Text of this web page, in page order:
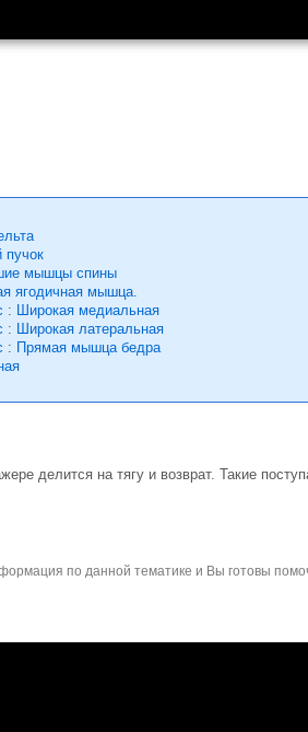
пучок
мышцы спины
ягодичная мышца.
: Широкая медиальная
: Широкая латеральная
: Прямая мышца бедра
делится на тягу и возврат. Такие
по данной тематике и Вы готовы